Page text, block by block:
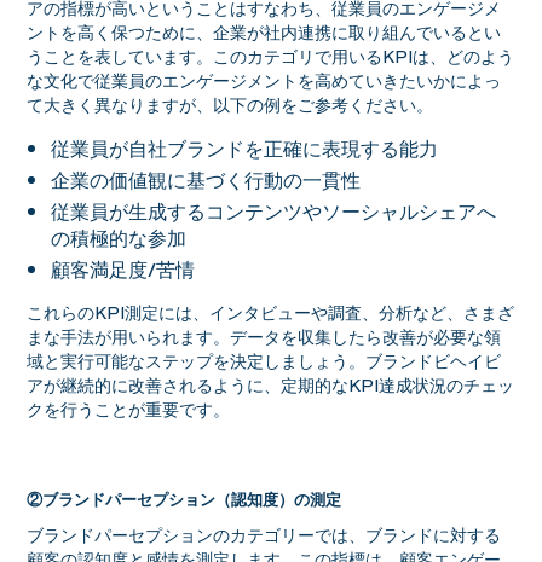
アの指標が高いということはすなわち、従業員のエンゲージメ
ントを高く保つために、企業が社内連携に取り組んでいるとい
うことを表しています。このカテゴリで用いるKPIは、どのよう
な文化で従業員のエンゲージメントを高めていきたいかによっ
て大きく異なりますが、以下の例をご参考ください。
従業員が自社ブランドを正確に表現する能力
企業の価値観に基づく行動の一貫性
従業員が生成するコンテンツやソーシャルシェアへ
の積極的な参加
顧客満足度/苦情
これらのKPI測定には、インタビューや調査、分析など、さまざ
まな手法が用いられます。データを収集したら改善が必要な領
域と実行可能なステップを決定しましょう。ブランドビヘイビ
アが継続的に改善されるように、定期的なKPI達成状況のチェッ
クを行うことが重要です。
②ブランドパーセプション（認知度）の測定
ブランドパーセプションのカテゴリーでは、ブランドに対する